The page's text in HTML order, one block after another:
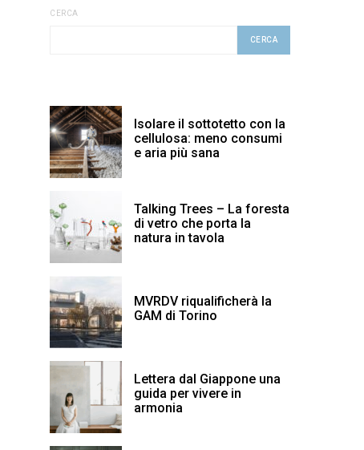
CERCA
CERCA
Isolare il sottotetto con la
cellulosa: meno consumi
e aria più sana
Talking Trees – La foresta
di vetro che porta la
natura in tavola
MVRDV riqualificherà la
GAM di Torino
Lettera dal Giappone una
guida per vivere in
armonia